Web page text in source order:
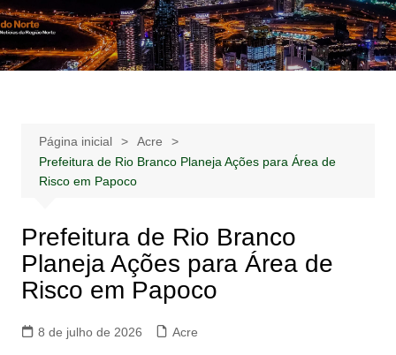
Ir
para
o
Notícias –
Publicidades –
Notícias – Publicidades – Anúncios
Página inicial
Acre
Prefeitura de Rio Branco Planeja Ações para Área de
Risco em Papoco
Prefeitura de Rio Branco
Planeja Ações para Área de
Risco em Papoco
8 de julho de 2026 Acre